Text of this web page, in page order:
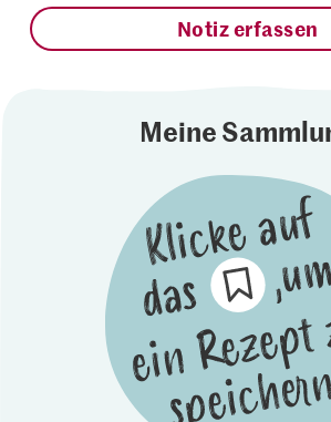
Notiz erfassen
Meine